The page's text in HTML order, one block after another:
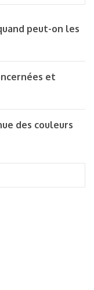
peut-on les
et
des couleurs